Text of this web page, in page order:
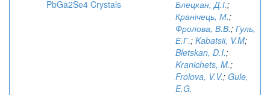
PbGa2Se4 Crystals
Блецкан, Д.І.;
Кранічець, М.;
Фролова, В.В.; Гуль,
Е.Г.; Kabatsii, V.M;
Bletskan, D.I.;
Kranichets, M.;
Frolova, V.V.; Gule,
E.G.